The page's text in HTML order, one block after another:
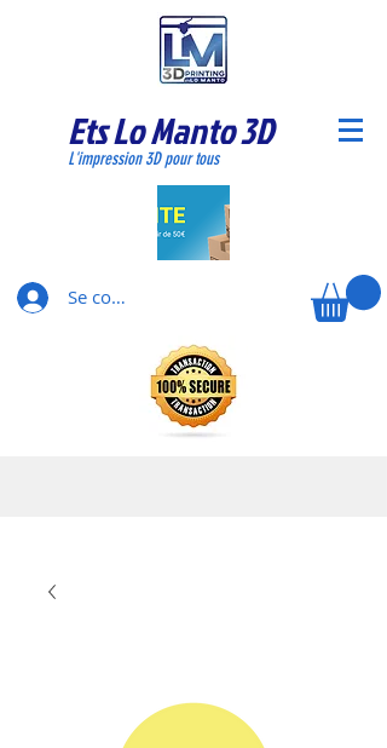
Ets Lo Manto 3D
L'impression 3D pour tous
Se connecter